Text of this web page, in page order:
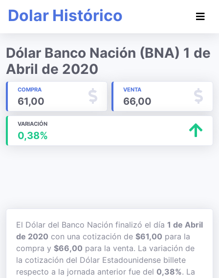
Dolar Histórico
Dólar Banco Nación (BNA) 1 de
Abril de 2020
COMPRA
61,00
VENTA
66,00
VARIACIÓN
0,38%
El Dólar del Banco Nación finalizó el día 1 de Abril
de 2020 con una cotización de $61,00 para la
compra y $66,00 para la venta. La variación de
la cotización del Dólar Estadounidense billete
respecto a la jornada anterior fue del 0,38%. La